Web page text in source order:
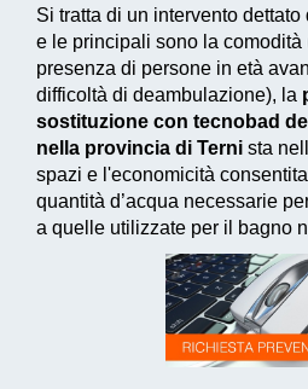
Si tratta di un intervento
e le principali sono la comodità
presenza di persone in età
difficoltà di deambulazione), la
sostituzione con tecnobad
nella provincia di Terni sta
spazi e l'economicità
quantità d’acqua necessarie
a quelle utilizzate per il bagno